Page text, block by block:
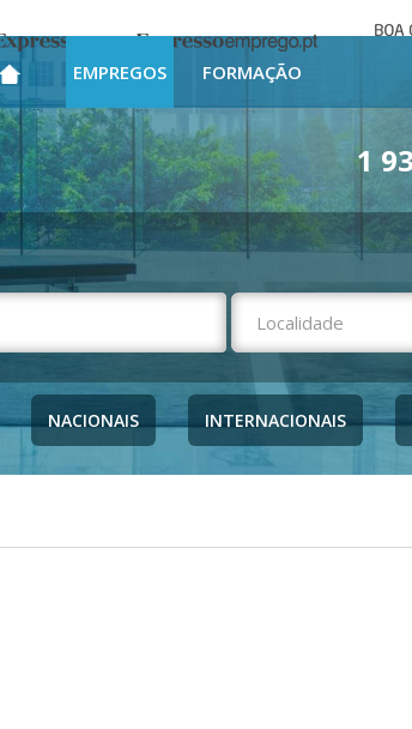
Expresso Expresso Emprego
EMPREGOS FORMAÇÃO
1
NACIONAIS INTERNACIONAIS